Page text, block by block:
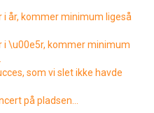
år, kommer minimum ligeså
i \u00e5r, kommer minimum
som vi slet ikke havde
på pladsen…